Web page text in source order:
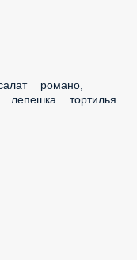
романо,
тортилья